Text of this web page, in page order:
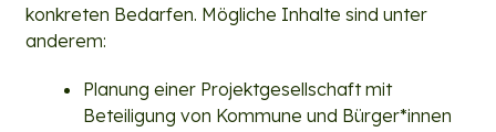
konkreten Bedarfen. Mögliche Inhalte sind unter
anderem:
Planung einer Projektgesellschaft mit
Beteiligung von Kommune und Bürger*innen